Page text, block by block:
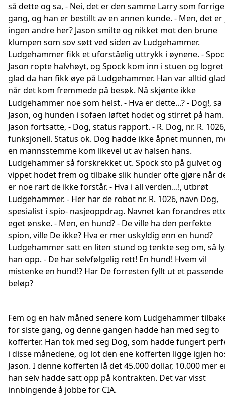
så dette og sa, - Nei, det er den samme Larry som forrige
gang, og han er bestillt av en annen kunde. - Men, det er
ingen andre her? Jason smilte og nikket mot den brune
klumpen som sov søtt ved siden av Ludgehammer.
Ludgehammer fikk et uforståelig uttrykk i øynene. -
Jason ropte halvhøyt, og Spock kom inn i stuen og logret
glad da han fikk øye på Ludgehammer. Han var alltid glad
når det kom fremmede på besøk. Nå skjønte ikke
Ludgehammer noe som helst. - Hva er dette...? - Dog!, sa
Jason, og hunden i sofaen løftet hodet og stirret på ham.
Jason fortsatte, - Dog, status rapport. - R. Dog, nr. R.
funksjonell. Status ok. Dog hadde ikke åpnet munnen,
en mannsstemme kom likevel ut av halsen hans.
Ludgehammer så forskrekket ut. Spock sto på gulvet og
vippet hodet frem og tilbake slik hunder ofte gjøre når
er noe rart de ikke forstår. - Hva i all verden...!, utbrøt
Ludgehammer. - Her har de robot nr. R. 1026, navn Dog,
spesialist i spio- nasjeoppdrag. Navnet kan forandres
eget ønske. - Men, en hund? - De ville ha den perfekte
spion, ville De ikke? Hva er mer uskyldig enn en hund?
Ludgehammer satt en liten stund og tenkte seg om, så
han opp. - De har selvfølgelig rett! En hund! Hvem vil
mistenke en hund!? Har De forresten fyllt ut et passende
beløp?
Fem og en halv måned senere kom Ludgehammer
for siste gang, og denne gangen hadde han med seg to
kofferter. Han tok med seg Dog, som hadde fungert
i disse månedene, og lot den ene kofferten ligge igjen
Jason. I denne kofferten lå det 45.000 dollar, 10.000 mer
han selv hadde satt opp på kontrakten. Det var visst
innbingende å jobbe for CIA.